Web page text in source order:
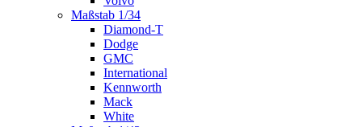
Maßstab 1/34
Diamond-T
Dodge
GMC
International
Kennworth
Mack
White